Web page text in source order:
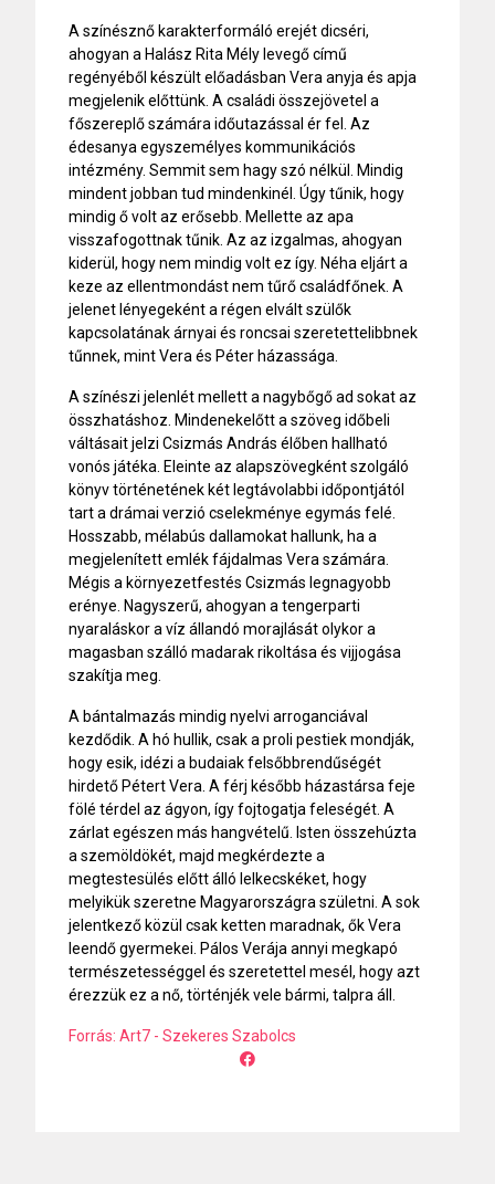
A színésznő karakterformáló erejét dicséri,
ahogyan a Halász Rita Mély levegő című
regényéből készült előadásban Vera anyja és apja
megjelenik előttünk. A családi összejövetel a
főszereplő számára időutazással ér fel. Az
édesanya egyszemélyes kommunikációs
intézmény. Semmit sem hagy szó nélkül. Mindig
mindent jobban tud mindenkinél. Úgy tűnik, hogy
mindig ő volt az erősebb. Mellette az apa
visszafogottnak tűnik. Az az izgalmas, ahogyan
kiderül, hogy nem mindig volt ez így. Néha eljárt a
keze az ellentmondást nem tűrő családfőnek. A
jelenet lényegeként a régen elvált szülők
kapcsolatának árnyai és roncsai szeretettelibbnek
tűnnek, mint Vera és Péter házassága.
A színészi jelenlét mellett a nagybőgő ad sokat az
összhatáshoz. Mindenekelőtt a szöveg időbeli
váltásait jelzi Csizmás András élőben hallható
vonós játéka. Eleinte az alapszövegként szolgáló
könyv történetének két legtávolabbi időpontjától
tart a drámai verzió cselekménye egymás felé.
Hosszabb, mélabús dallamokat hallunk, ha a
megjelenített emlék fájdalmas Vera számára.
Mégis a környezetfestés Csizmás legnagyobb
erénye. Nagyszerű, ahogyan a tengerparti
nyaraláskor a víz állandó morajlását olykor a
magasban szálló madarak rikoltása és vijjogása
szakítja meg.
A bántalmazás mindig nyelvi arroganciával
kezdődik. A hó hullik, csak a proli pestiek mondják,
hogy esik, idézi a budaiak felsőbbrendűségét
hirdető Pétert Vera. A férj később házastársa feje
fölé térdel az ágyon, így fojtogatja feleségét. A
zárlat egészen más hangvételű. Isten összehúzta
a szemöldökét, majd megkérdezte a
megtestesülés előtt álló lelkecskéket, hogy
melyikük szeretne Magyarországra születni. A sok
jelentkező közül csak ketten maradnak, ők Vera
leendő gyermekei. Pálos Verája annyi megkapó
természetességgel és szeretettel mesél, hogy azt
érezzük ez a nő, történjék vele bármi, talpra áll.
Forrás: Art7 - Szekeres Szabolcs